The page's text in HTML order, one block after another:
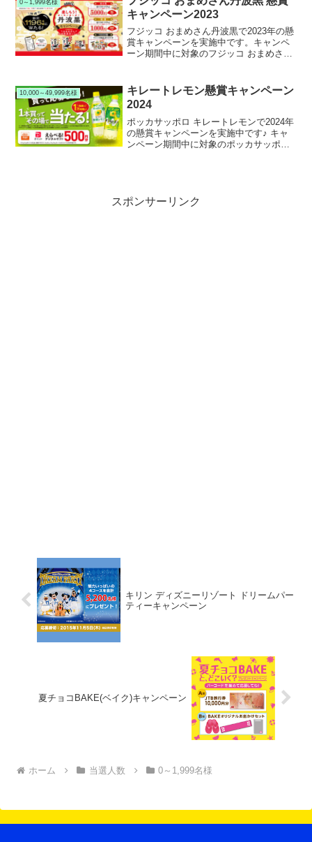
0～1,999名様
キャンペーン2023
フジッコ おまめさん丹波黒で2023年の懸
賞キャンペーンを実施中です。キャンペ
ーン期間中に対象のフジッコ おまめさん
コ商品詰め合わせが当たります。
10,000～49,999名様
キレートレモン懸賞キャンペーン
2024
ポッカサッポロ キレートレモンで2024年
の懸賞キャンペーンを実施中です♪ キャ
ンペーン期間中に対象のポッカサッポロ
スポンサーリンク
キリン ディズニーリゾート ドリームパー
ティーキャンペーン
夏チョコBAKE(ベイク)キャンペーン
ホーム 当選人数 0～1,999名様